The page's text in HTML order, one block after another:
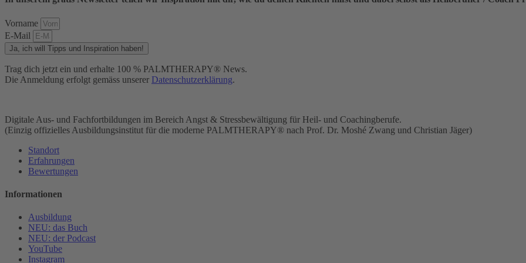
Vorname
E-Mail
Ja, ich will Tipps und Inspiration haben!
Trag dich jetzt ein und erhalte 100 % PALMTHERAPY® News.
Die Anmeldung erfolgt gemäss unserer Datenschutzerklärung.
Digitale Aus- und Fachfortbildungen im Bereich Angst & Stressbewältigung für Heil- und Coachingberufe.
(Einzig offizielles Ausbildungsinstitut für die moderne PALMTHERAPY® nach Prof. Dr. Moshé Zwang und Christian Jäger)
Standort
Erfahrungen
Bewertungen
Informationen
Ausbildung
NEU: das Buch
NEU: der Podcast
YouTube
Instagram